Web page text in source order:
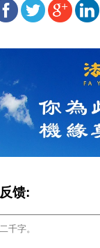
馈: